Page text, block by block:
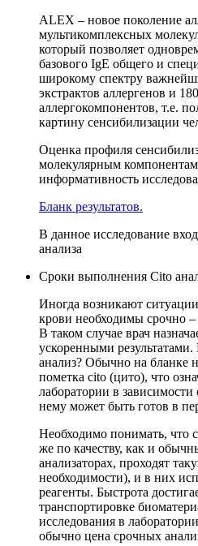
ALEX – новое поколение
мультикомплексных
который позволяет
базового IgE общего и
широкому спектру
экстрактов аллергенов и
аллергокомпонентов, т.е.
картину сенсибилизации
Оценка профиля
молекулярным
информативность
Бланк результатов.
В данное исследование
анализа
Сроки выполнения Cito
Иногда возникают
крови необходимы срочно –
В таком случае врач
ускоренными
анализ? Обычно на бланке
пометка cito (цито), что
лаборатории в зависимости
нему может быть готов в
Необходимо понимать, что
же по качеству, как и
анализаторах, проходят
необходимости), и в них
реагенты. Быстрота
транспортировке
исследования в
обычно цена срочных